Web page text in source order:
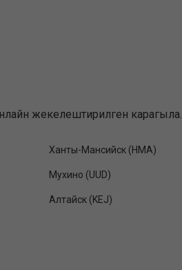
онлайн жекелештирилген карагыла.
Ханты-Мансийск (HMA)
Мухино (UUD)
Алтайск (KEJ)